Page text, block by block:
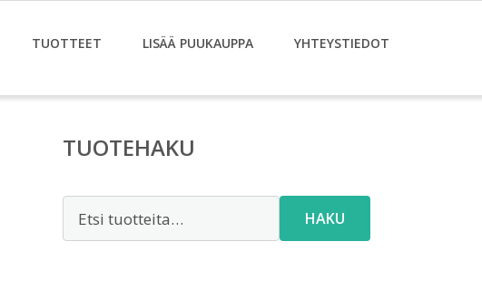
TUOTTEET LISÄÄ PUUKAUPPA YHTEYSTIEDOT
TUOTEHAKU
HAKU